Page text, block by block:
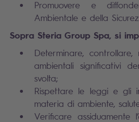
Promuovere e
Ambientale e della
Sopra Steria Group Spa, si
Determinare,
ambientali significativi
svolta;
Rispettare le leggi e gli
materia di ambiente,
Verificare assiduamente